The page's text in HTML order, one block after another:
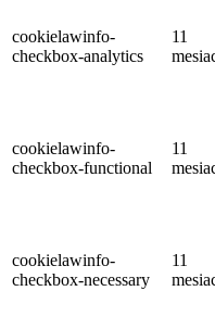
cookielawinfo-
checkbox-analytics
11
cookielawinfo-
checkbox-functional
11
cookielawinfo-
checkbox-necessary
11